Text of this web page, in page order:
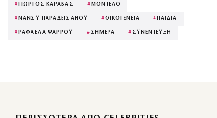
# ΓΙΩΡΓΟΣ ΚΑΡΑΒΑΣ # ΜΟΝΤΕΛΟ
# ΝΑΝΣΥ ΠΑΡΑΔΕΙΣΑΝΟΥ #ΟΙΚΟΓΕΝΕΙΑ # ΠΑΙΔΙΑ
# ΡΑΦΑΕΛΑ ΨΑΡΡΟΥ # ΣΗΜΕΡΑ # ΣΥΝΕΝΤΕΥΞΗ